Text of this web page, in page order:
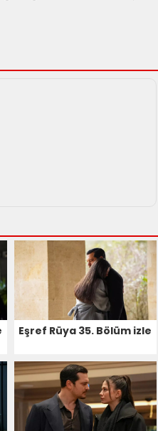
Eşref Rüya 35. Bölüm izle